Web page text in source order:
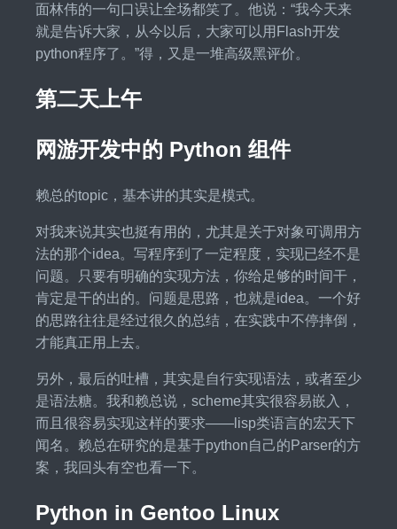
面林伟的一句口误让全场都笑了。他说：“我今天来
就是告诉大家，从今以后，大家可以用Flash开发
python程序了。”得，又是一堆高级黑评价。
第二天上午
网游开发中的 Python 组件
赖总的topic，基本讲的其实是模式。
对我来说其实也挺有用的，尤其是关于对象可调用方
法的那个idea。写程序到了一定程度，实现已经不是
问题。只要有明确的实现方法，你给足够的时间干，
肯定是干的出的。问题是思路，也就是idea。一个好
的思路往往是经过很久的总结，在实践中不停摔倒，
才能真正用上去。
另外，最后的吐槽，其实是自行实现语法，或者至少
是语法糖。我和赖总说，scheme其实很容易嵌入，
而且很容易实现这样的要求——lisp类语言的宏天下
闻名。赖总在研究的是基于python自己的Parser的方
案，我回头有空也看一下。
Python in Gentoo Linux